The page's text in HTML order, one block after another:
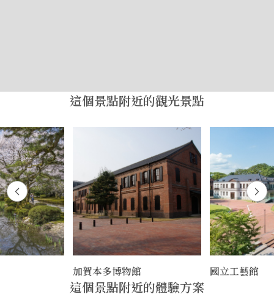
這個景點附近的觀光景點
加賀本多博物館 國立工藝館
這個景點附近的體驗方案